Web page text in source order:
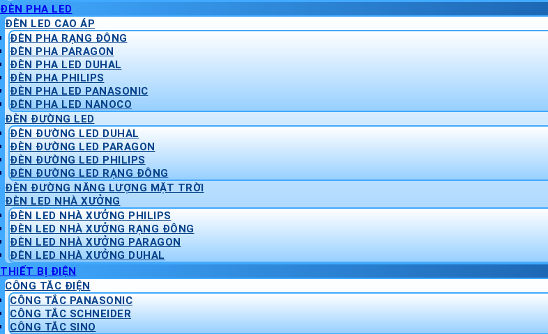
ĐÈN PHA LED
ĐÈN LED CAO ÁP
ĐÈN PHA RẠNG ĐÔNG
ĐÈN PHA PARAGON
ĐÈN PHA LED DUHAL
ĐÈN PHA PHILIPS
ĐÈN PHA LED PANASONIC
ĐÈN PHA LED NANOCO
ĐÈN ĐƯỜNG LED
ĐÈN ĐƯỜNG LED DUHAL
ĐÈN ĐƯỜNG LED PARAGON
ĐÈN ĐƯỜNG LED PHILIPS
ĐÈN ĐƯỜNG LED RẠNG ĐÔNG
ĐÈN ĐƯỜNG NĂNG LƯỢNG MẶT TRỜI
ĐÈN LED NHÀ XƯỞNG
ĐÈN LED NHÀ XƯỞNG PHILIPS
ĐÈN LED NHÀ XƯỞNG RẠNG ĐÔNG
ĐÈN LED NHÀ XƯỞNG PARAGON
ĐÈN LED NHÀ XƯỞNG DUHAL
THIẾT BỊ ĐIỆN
CÔNG TẮC ĐIỆN
CÔNG TẮC PANASONIC
CÔNG TẮC SCHNEIDER
CÔNG TẮC SINO